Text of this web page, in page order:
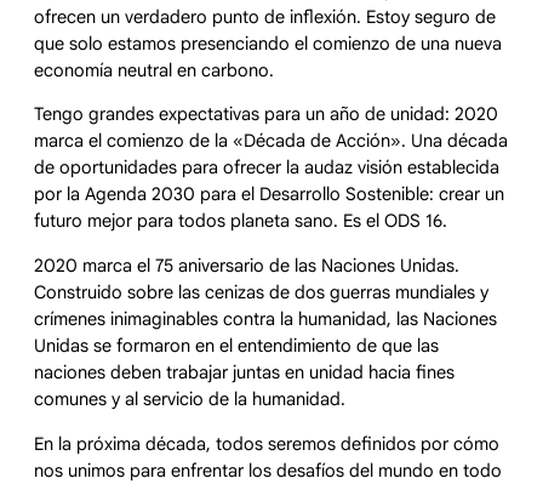
ofrecen un verdadero punto de inflexión. Estoy seguro de
que solo estamos presenciando el comienzo de una nueva
economía neutral en carbono.
Tengo grandes expectativas para un año de unidad: 2020
marca el comienzo de la «Década de Acción». Una década
de oportunidades para ofrecer la audaz visión establecida
por la Agenda 2030 para el Desarrollo Sostenible: crear un
futuro mejor para todos planeta sano. Es el ODS 16.
2020 marca el 75 aniversario de las Naciones Unidas.
Construido sobre las cenizas de dos guerras mundiales y
crímenes inimaginables contra la humanidad, las Naciones
Unidas se formaron en el entendimiento de que las
naciones deben trabajar juntas en unidad hacia fines
comunes y al servicio de la humanidad.
En la próxima década, todos seremos definidos por cómo
nos unimos para enfrentar los desafíos del mundo en todo